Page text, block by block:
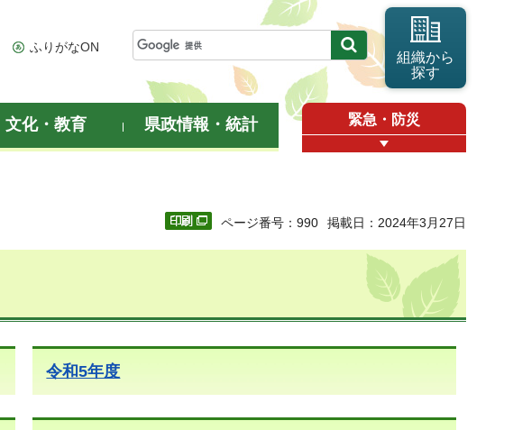
ふりがなON
組織から
探す
文化・教育 県政情報・統計 緊急・防災
ページ番号：990 掲載日：2024年3月27日
令和5年度